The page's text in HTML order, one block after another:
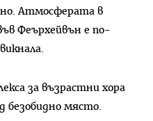
Атмосферата в
Феърхейвън е по-
за възрастни хора
безобидно място.